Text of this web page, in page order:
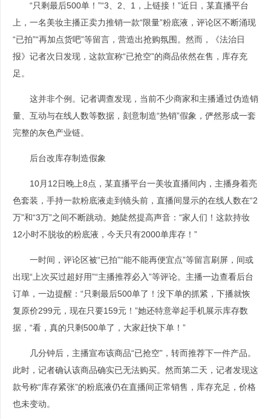
“只剩最后500单！”“3、2、1，上链接！”近日，某直播平台
上，一名美妆主播正卖力推销一款“限量”粉底液，评论区不断涌现
“已拍”“再加点货吧”等留言，营造出抢购氛围。然而，《法治日
报》记者次日发现，这款宣称“已抢空”的商品依然在售，库存充
足。
这并非个例。记者调查发现，当前不少商家和主播通过伪造销
量、互动与在线人数等数据，刻意制造“热销”假象，俨然形成一套
完整的灰色产业链。
后台改库存制造假象
10月12日晚上8点，某直播平台一美妆直播间内，主播身着亮
色套装，手持一款粉底液走到镜头前，直播间显示的在线人数在“2
万”和“3万”之间不断跳动。她陡然提高声音：“家人们！这款持妆
12小时不脱妆的粉底液，今天只有2000单库存！”
一时间，评论区被“已拍”“能不能再便宜点”等留言刷屏，间或
出现“上次买过超好用”“主播推荐必入”等评论。主播一边查看后台
订单，一边提醒：“只剩最后500单了！没下单的抓紧，下播就恢
复原价299元，现在只要159元！”她还特意举起手机展示库存数
据，“看，真的只剩500单了，大家赶快下单！”
几分钟后，主播宣布该商品“已抢空”，转而推荐下一件产品。
此时，记者确认该商品确实已无法购买。然而第二天，记者发现这
款号称“库存紧张”的粉底液仍在直播间正常销售，库存充足，价格
也未变动。